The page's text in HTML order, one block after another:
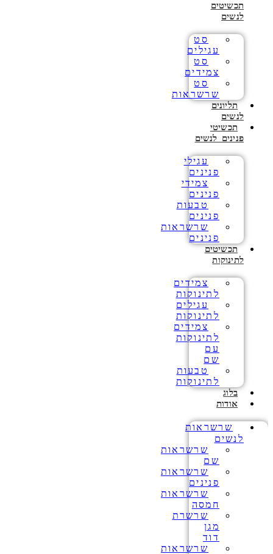
תכשיטים
לנשים
סט
עגילים
סט
צמידים
סט
שרשראות
תליונים
לנשים
תכשיטי
פנינים לנשים
עגילי
פנינים
צמידי
פנינים
טבעות
פנינים
שרשראות
פנינים
תכשיטים
לתינוקות
צמידים
לתינוקות
עגילים
לתינוקות
צמידים
לתינוקות
עם
שם
טבעות
לתינוקות
בלוג
אודות
שרשראות
לנשים
שרשראות
שם
שרשראות
פנינים
שרשראות
חמסה
שרשרת
מגן
דוד
שרשראות